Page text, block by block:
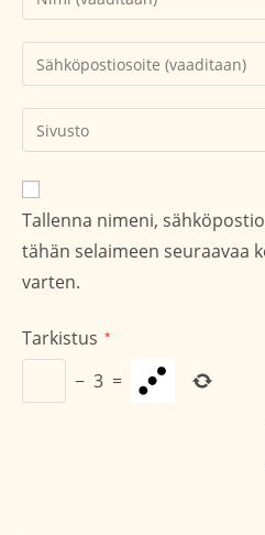
nimesi
tai
käyttäjätunnuksesi
Kirjoita
sähköpostiosoitteesi
kommentoidaksesi
Kirjoita
sivustosi
verkko-
osoite/URL
(valinnainen)
Tallenna nimeni,
tähän selaimeen seuraavaa
varten.
Tarkistus *
− 3 =